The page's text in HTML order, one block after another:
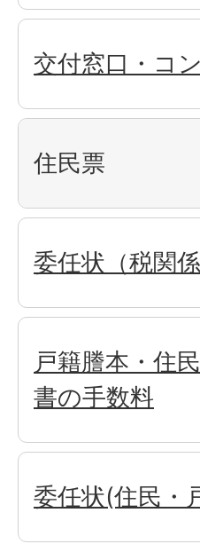
交付窓口・コ
住民票
委任状（税関
戸籍謄本・住
書の手数料
委任状(住民・